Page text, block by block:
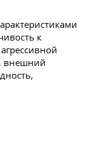
к
внешний